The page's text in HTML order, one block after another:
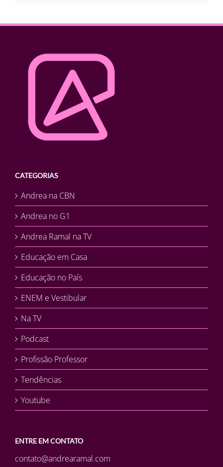
CATEGORIAS
Andrea na CBN
Andrea no G1
Andrea Ramal na TV
Educação em Casa
Educação no País
ENEM e Vestibular
Na TV
Podcast
Profissão Professor
Tendências
Youtube
ENTRE EM CONTATO
contato@andrearamal.com